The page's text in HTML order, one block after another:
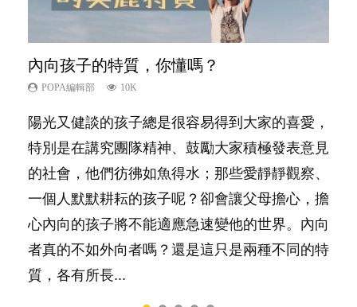
內向孩子的特質，你懂嗎？
POPA編輯部 10K
陽光又健談的孩子總是很容易得到大家的喜愛，
特別是在講究團隊精神、鼓勵大家積極發表意見
的社會，他們彷彿如魚得水；那些愛靜靜觀察、
一個人默默耕耘的孩子呢？卻會讓父母擔心，擔
心內向的孩子將不能適應急速變他的世界。內向
者真的不如外向者嗎？還是這只是兩種不同的特
質，各有所長...
夫妻必看！經營婚姻，沒捷徑
POPA編輯部 22.9K
你是不是也曾經以為只要跟相愛的人結婚，就自
然能走到白頭，但生了孩子卻發現事情不如你所
料？ 經營婚姻，不如我們想像的簡單，卻也不
是大家說得那麼難。一起來認識婚姻的真相！...
想孩子學好外語，點做好？
POPA編輯部 9.9K
有人話學多種語言越早開始越好，有人卻說一時
間太多語言，會令孩子感到混淆，到底誰是誰
非？聽聽專家怎樣說，解開語言學習的迷思～...
孩子能力天注定？
POPA編輯部 7.9K
很多父母都希望孩子係個「叻仔叻女」，學業別
太差，日常自理井井有條。這樣的孩子是萬中無
一，還是魚與熊掌，不能兼得？...
愛孩子也別忘了愛自己，父母如何關顧自
己的身心靈？
照顧孩子衣食住行、陪同兒女應對功課測驗，還
要陪玩製造親子時間，尚要處理家中雜項要
務……當父母的，有千百個任務要做。可惜，有
一樣重要至極的，總被遺漏——關注自己的情緒
和心理健康。...